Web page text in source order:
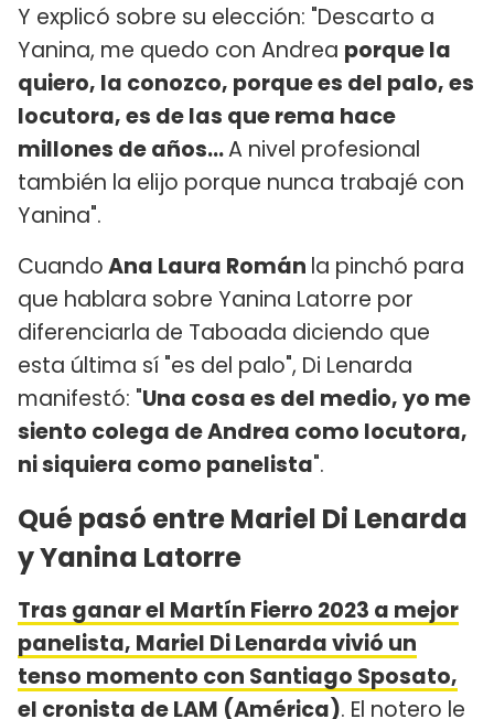
Y explicó sobre su elección: "Descarto a
Yanina, me quedo con Andrea porque la
quiero, la conozco, porque es del palo, es
locutora, es de las que rema hace
millones de años...A nivel profesional
también la elijo porque nunca trabajé con
Yanina".
CuandoAna Laura Román la pinchó para
que hablara sobre Yanina Latorre por
diferenciarla de Taboada diciendo que
esta última sí "es del palo", Di Lenarda
manifestó: "Una cosa es del medio, yo me
siento colega de Andrea como locutora,
ni siquiera como panelista".
Qué pasó entre Mariel Di Lenarda
y Yanina Latorre
Tras ganar el Martín Fierro 2023 a mejor
panelista, Mariel Di Lenarda vivió un
tenso momento con Santiago Sposato,
el cronista de LAM (América). El notero le